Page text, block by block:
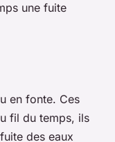
une fuite
en fonte. Ces
fil du temps, ils
des eaux